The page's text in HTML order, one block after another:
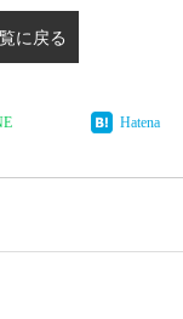
に戻る
Hatena